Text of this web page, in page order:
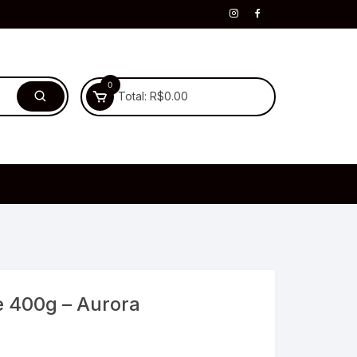
0
Total: R$0.00
400g – Aurora